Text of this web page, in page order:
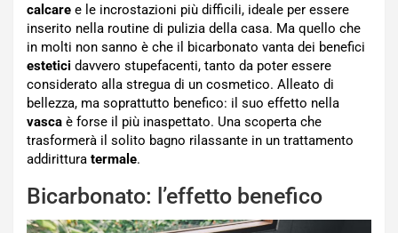
calcare e le incrostazioni più difficili, ideale per essere
inserito nella routine di pulizia della casa. Ma quello che
in molti non sanno è che il bicarbonato vanta dei benefici
estetici davvero stupefacenti, tanto da poter essere
considerato alla stregua di un cosmetico. Alleato di
bellezza, ma soprattutto benefico: il suo effetto nella
vasca è forse il più inaspettato. Una scoperta che
trasformerà il solito bagno rilassante in un trattamento
addirittura termale.
Bicarbonato: l’effetto benefico